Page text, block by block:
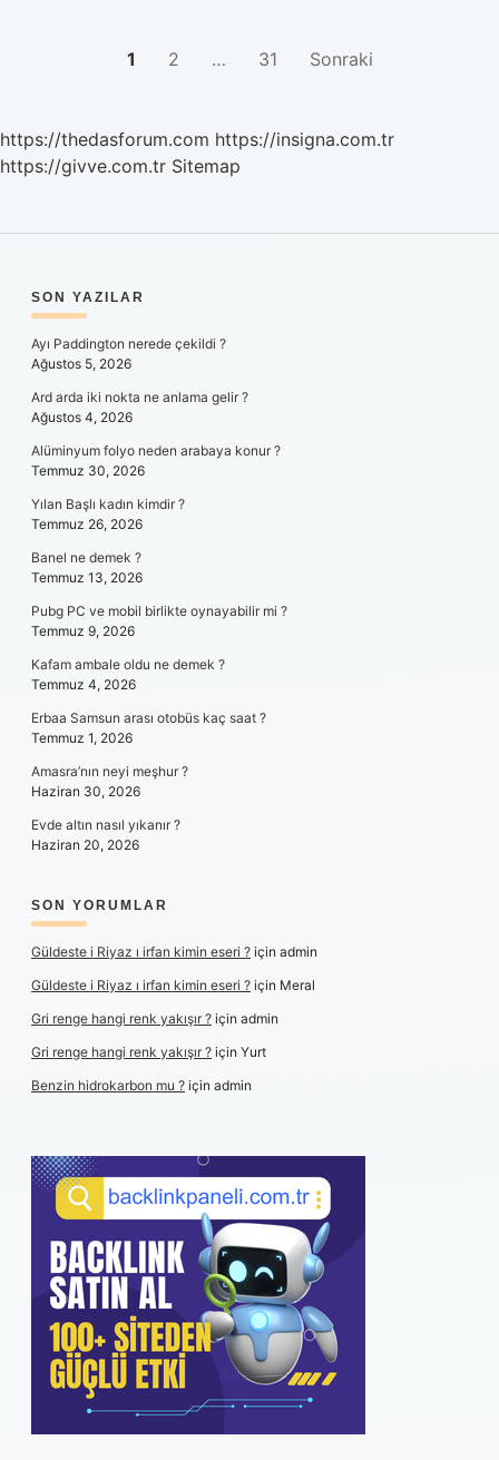
1 2 … 31 Sonraki
https://thedasforum.com https://insigna.com.tr
https://givve.com.tr Sitemap
SIDEBAR
SON YAZILAR
Ayı Paddington nerede çekildi ?
Ağustos 5, 2026
Ard arda iki nokta ne anlama gelir ?
Ağustos 4, 2026
Alüminyum folyo neden arabaya konur ?
Temmuz 30, 2026
Yılan Başlı kadın kimdir ?
Temmuz 26, 2026
Banel ne demek ?
Temmuz 13, 2026
Pubg PC ve mobil birlikte oynayabilir mi ?
Temmuz 9, 2026
Kafam ambale oldu ne demek ?
Temmuz 4, 2026
Erbaa Samsun arası otobüs kaç saat ?
Temmuz 1, 2026
Amasra’nın neyi meşhur ?
Haziran 30, 2026
Evde altın nasıl yıkanır ?
Haziran 20, 2026
SON YORUMLAR
Güldeste i Riyaz ı irfan kimin eseri ? için admin
Güldeste i Riyaz ı irfan kimin eseri ? için Meral
Gri renge hangi renk yakışır ? için admin
Gri renge hangi renk yakışır ? için Yurt
Benzin hidrokarbon mu ? için admin